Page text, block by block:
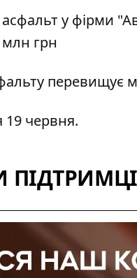
у фірми
грн
перевищує
19 червня.